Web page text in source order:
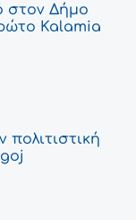
στον Δήμο
Kalamia